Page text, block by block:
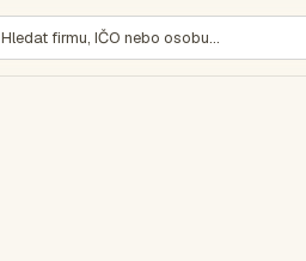
Hledat firmu, IČO nebo osobu…